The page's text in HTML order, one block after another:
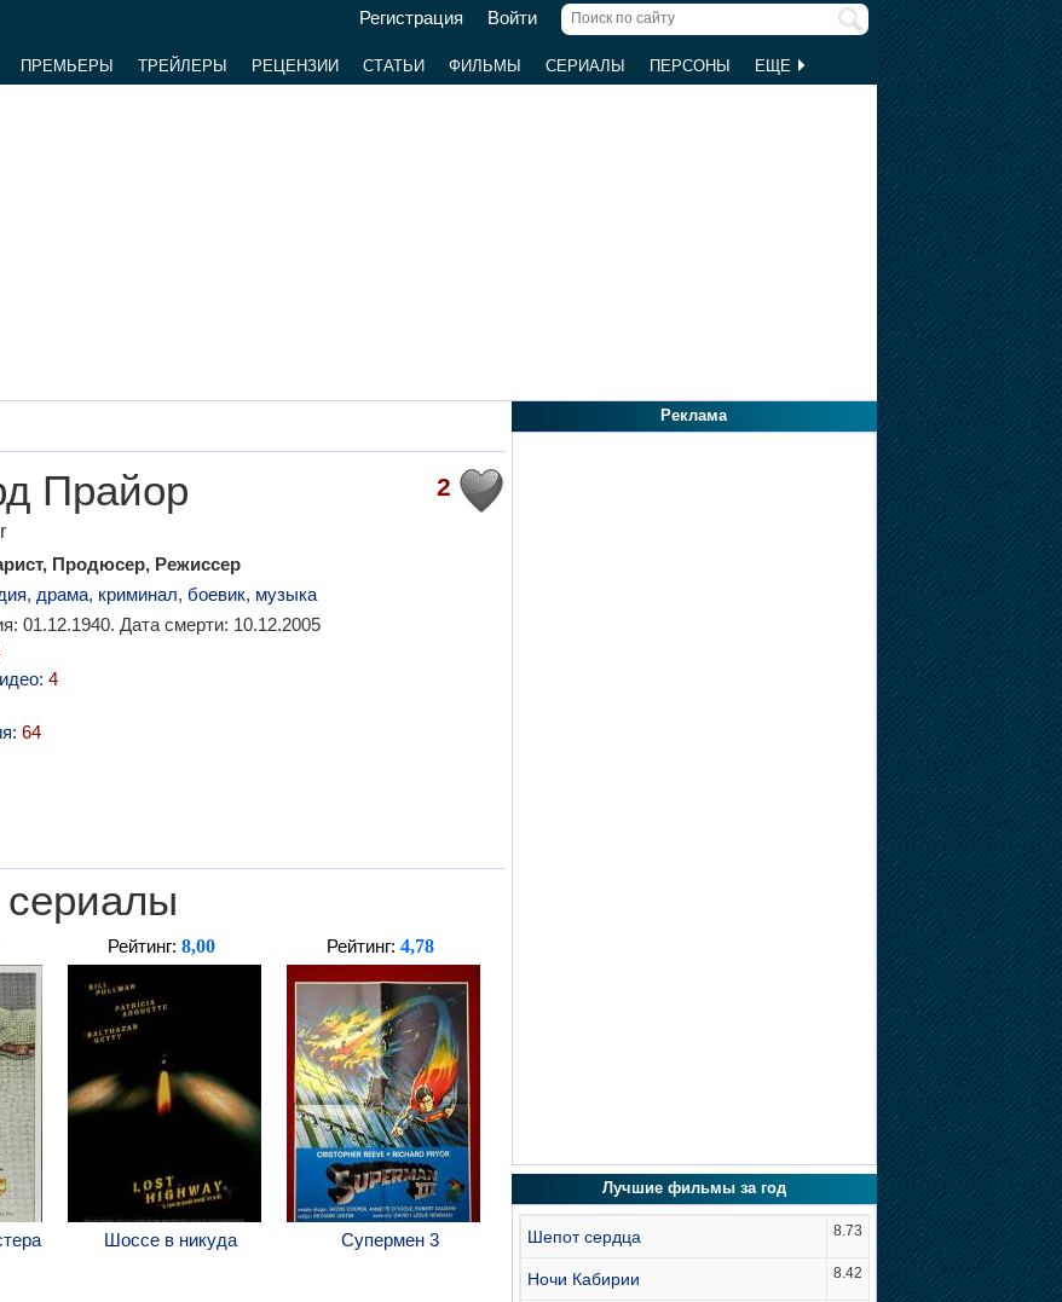
Регистрация Войти
ПРЕМЬЕРЫ ТРЕЙЛЕРЫ РЕЦЕНЗИИ СТАТЬИ ФИЛЬМЫ СЕРИАЛЫ ПЕРСОНЫ ЕЩЕ
2
Прайор
Продюсер, Режиссер
, драма, криминал, боевик, музыка
01.12.1940. Дата смерти: 10.12.2005
4
64
Рейтинг:8,00
Шоссе в никуда
Рейтинг:4,78
Супермен 3
Реклама
Лучшие фильмы за год
Шепот сердца 8.73
Ночи Кабирии 8.42